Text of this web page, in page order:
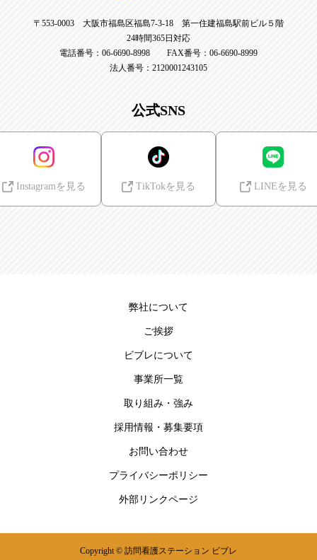
〒553-0003 大阪市福島区福島7-3-18 第一住建福島駅前ビル５階
24時間365日対応
電話番号：06-6690-8998 FAX番号：06-6690-8999
法人番号：2120001243105
公式SNS
Instagramを見る TikTokを見る LINEを見る
弊社について
ご挨拶
ビブレについて
事業所一覧
取り組み・強み
採用情報・募集要項
お問い合わせ
プライバシーポリシー
外部リンクページ
Copyright © 訪問看護ステーション ビブレ